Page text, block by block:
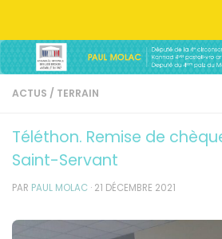
ACTUS / TERRAIN
Téléthon. Remise de
Saint-Servant
PAR PAUL MOLAC · 21 DÉCEMBRE 2021